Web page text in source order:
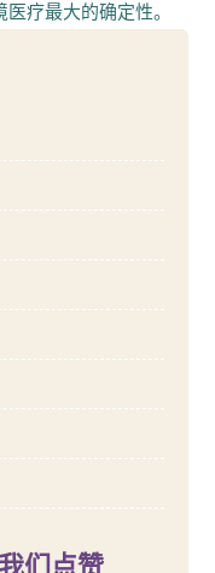
疗最大的确定性。
们点赞